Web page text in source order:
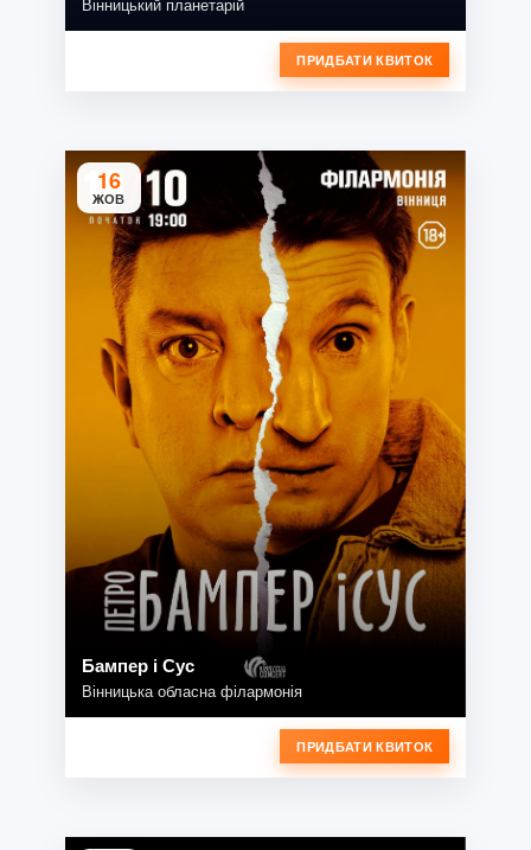
ПРИДБАТИ КВИТОК
16
ЖОВ
Бампер і Сус
Вінницька обласна філармонія
ПРИДБАТИ КВИТОК